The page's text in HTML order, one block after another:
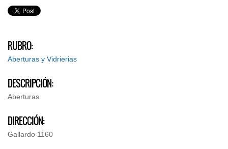
RUBRO:
Aberturas y Vidrierias
DESCRIPCIÓN:
Aberturas
DIRECCIÓN:
Gallardo 1160